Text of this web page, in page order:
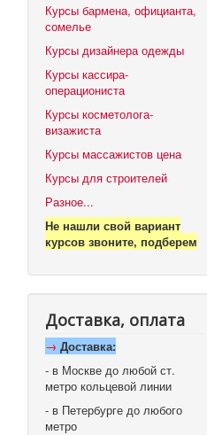
Курсы бармена, официанта,
сомелье
Курсы дизайнера одежды
Курсы кассира-
операциониста
Курсы косметолога-
визажиста
Курсы массажистов цена
Курсы для строителей
Разное...
Не нашли свой вариант
курсов звоните, подберем
Доставка, оплата
→ Доставка:
- в Москве до любой ст.
метро кольцевой линии
- в Петербурге до любого
метро